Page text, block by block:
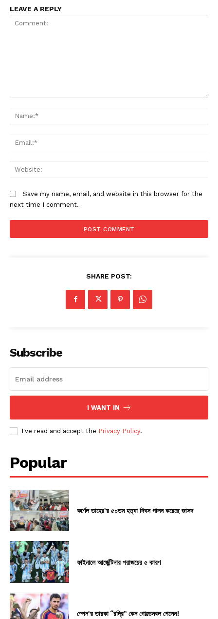
LEAVE A REPLY
Save my name, email, and website in this browser for the
next time I comment.
SHARE POST:
Subscribe
I WANT IN
I've read and accept the Privacy Policy.
Popular
কর্ণেল তাহের’র ৫০তম হত্যা দিবস পালন করেছে জাসদ
ফাইনালে আর্জেন্টিনার পরাজয়ের ৫ কারণ
স্পেন’র তারকা “রদ্রি” কেন গোল্ডেনবল পেলেন!